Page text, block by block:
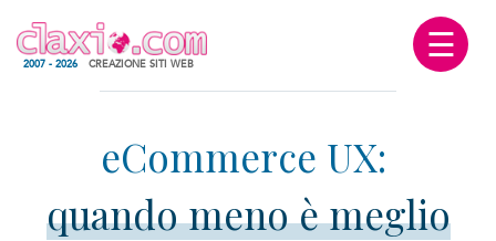
2007 - 2026 CREAZIONE SITI WEB ☰
quando meno è meglio